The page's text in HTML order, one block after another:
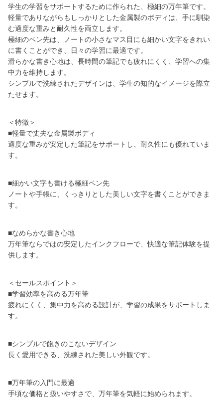
学生の学習をサポートするために作られた、極細の万年筆です。
軽量でありながらもしっかりとした金属製のボディは、手に馴染
む適度な重みと耐久性を両立します。
極細のペン先は、ノートの小さなマス目にも細かい文字をきれい
に書くことができ、日々の学習に最適です。
滑らかな書き心地は、長時間の筆記でも疲れにくく、学習への集
中力を維持します。
シンプルで洗練されたデザインは、学生の知的なイメージを際立
たせます。
＜特徴＞
■軽量で丈夫な金属製ボディ
適度な重みが安定した筆記をサポートし、耐久性にも優れていま
す。
■細かい文字も書ける極細ペン先
ノートや手帳に、くっきりとした美しい文字を書くことができま
す。
■なめらかな書き心地
万年筆ならではの安定したインクフローで、快適な筆記体験を提
供します。
＜セールスポイント＞
■学習効率を高める万年筆
疲れにくく、集中力を高める設計が、学習の成果をサポートしま
す。
■シンプルで飽きのこないデザイン
長く愛用できる、洗練された美しい外観です。
■万年筆の入門に最適
手頃な価格と扱いやすさで、万年筆を気軽に始められます。